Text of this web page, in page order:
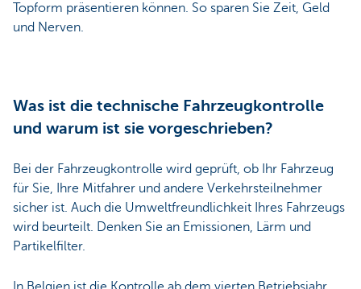
Topform präsentieren können. So sparen Sie Zeit, Geld
und Nerven.
Was ist die technische Fahrzeugkontrolle
und warum ist sie vorgeschrieben?
Bei der Fahrzeugkontrolle wird geprüft, ob Ihr Fahrzeug
für Sie, Ihre Mitfahrer und andere Verkehrsteilnehmer
sicher ist. Auch die Umweltfreundlichkeit Ihres Fahrzeugs
wird beurteilt. Denken Sie an Emissionen, Lärm und
Partikelfilter.